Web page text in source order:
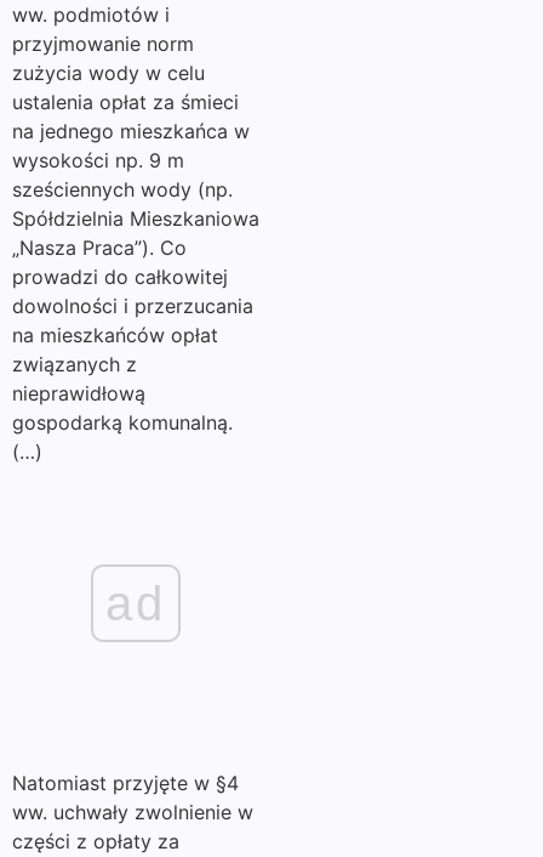
ww. podmiotów i
przyjmowanie norm
zużycia wody w celu
ustalenia opłat za śmieci
na jednego mieszkańca w
wysokości np. 9 m
sześciennych wody (np.
Spółdzielnia Mieszkaniowa
„Nasza Praca”). Co
prowadzi do całkowitej
dowolności i przerzucania
na mieszkańców opłat
związanych z
nieprawidłową
gospodarką komunalną.
(…)
ad
Natomiast przyjęte w §4
ww. uchwały zwolnienie w
części z opłaty za